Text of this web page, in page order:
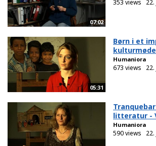
07:02
353 views
05:31
Børn i et
Humaniora
673 views
litteratur -
Humaniora
590 views